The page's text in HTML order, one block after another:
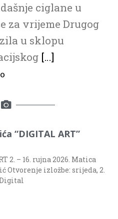
ciglane u
za vrijeme Drugog
u sklopu
[…]
“DIGITAL ART”
2. – 16. rujna 2026. Matica
Otvorenje izložbe: srijeda, 2.
Digital